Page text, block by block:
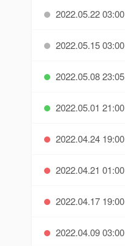
2022.05.22 03:00
2022.05.15 03:00
2022.05.08 23:05
2022.05.01 21:00
2022.04.24 19:00
2022.04.21 01:00
2022.04.17 19:00
2022.04.09 03:00